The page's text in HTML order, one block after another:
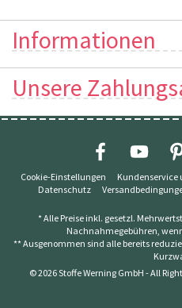
Informationen
Unsere
Cookie-Einstellungen Kundenservice
Datenschutz
* Alle Preise inkl. gesetzl.
Nachnahmegebühren,
** Ausgenommen sind alle bereits
© 2026 Stoffe Werning GmbH - All